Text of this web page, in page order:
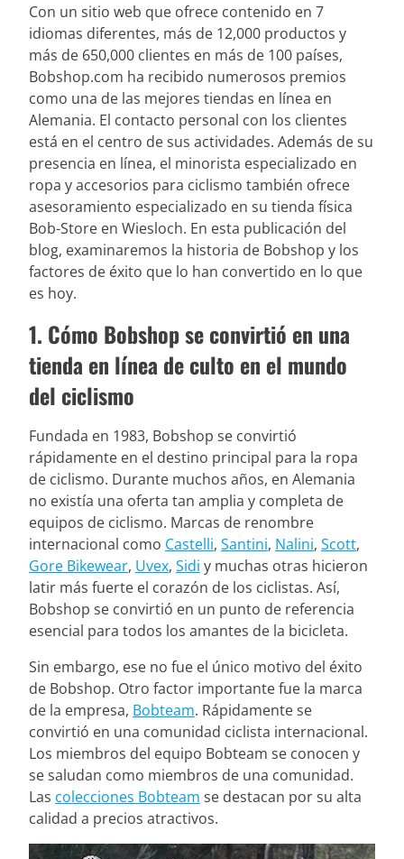
Con un sitio web que ofrece contenido en 7
idiomas diferentes, más de 12,000 productos y
más de 650,000 clientes en más de 100 países,
Bobshop.com ha recibido numerosos premios
como una de las mejores tiendas en línea en
Alemania. El contacto personal con los clientes
está en el centro de sus actividades. Además de su
presencia en línea, el minorista especializado en
ropa y accesorios para ciclismo también ofrece
asesoramiento especializado en su tienda física
Bob-Store en Wiesloch. En esta publicación del
blog, examinaremos la historia de Bobshop y los
factores de éxito que lo han convertido en lo que
es hoy.
1. Cómo Bobshop se convirtió en una
tienda en línea de culto en el mundo
del ciclismo
Fundada en 1983, Bobshop se convirtió
rápidamente en el destino principal para la ropa
de ciclismo. Durante muchos años, en Alemania
no existía una oferta tan amplia y completa de
equipos de ciclismo. Marcas de renombre
internacional como Castelli, Santini, Nalini, Scott,
Gore Bikewear, Uvex, Sidi y muchas otras hicieron
latir más fuerte el corazón de los ciclistas. Así,
Bobshop se convirtió en un punto de referencia
esencial para todos los amantes de la bicicleta.
Sin embargo, ese no fue el único motivo del éxito
de Bobshop. Otro factor importante fue la marca
de la empresa, Bobteam. Rápidamente se
convirtió en una comunidad ciclista internacional.
Los miembros del equipo Bobteam se conocen y
se saludan como miembros de una comunidad.
Las colecciones Bobteam se destacan por su alta
calidad a precios atractivos.